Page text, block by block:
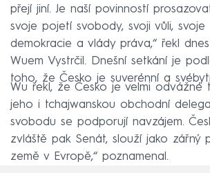
přejí jiní. Je naší povinností
svoje pojetí svobody, svoji vůli, svoje
demokracie a vlády práva,“ řekl
Wuem Vystrčil. Dnešní setkání je
toho, že Česko je suverénní a
Wu řekl, že Česko je velmi odvážné
jeho i tchajwanskou obchodní
svobodu se podporují navzájem.
zvláště pak Senát, slouží jako zářný
země v Evropě,“ poznamenal.